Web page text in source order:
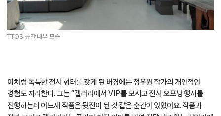
TTOS 공간 내부 모습
이처럼 독특한 전시 형태를 갖게 된 배경에는 정우원 작가의 개인적인
경험도 자리한다. 그는 “갤러리에서 VIP를 모시고 전시 오프닝 행사를
진행하는데 어느새 작품은 뒷전이 된 것 같은 순간이 있었어요. 작품과